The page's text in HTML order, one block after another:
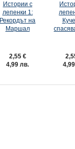
Истории с
лепенки 1:
Рекордът на
Маршал
2,55 €
4,99 лв.